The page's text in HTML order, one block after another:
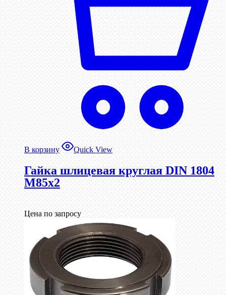
В корзину Quick View
Гайка шлицевая круглая DIN 1804
М85х2
Цена по запросу